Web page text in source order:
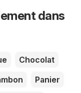
dans
Chocolat
Panier